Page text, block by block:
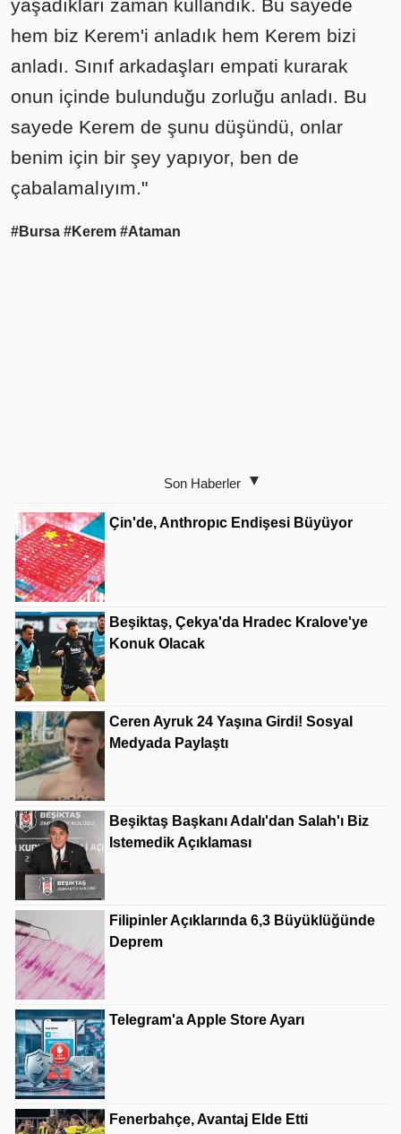
yaşadıkları zaman kullandık. Bu sayede
hem biz Kerem'i anladık hem Kerem bizi
anladı. Sınıf arkadaşları empati kurarak
onun içinde bulunduğu zorluğu anladı. Bu
sayede Kerem de şunu düşündü, onlar
benim için bir şey yapıyor, ben de
çabalamalıyım."
#Bursa #Kerem #Ataman
Son Haberler
Çin'de, Anthropıc Endişesi Büyüyor
Beşiktaş, Çekya'da Hradec Kralove'ye
Konuk Olacak
Ceren Ayruk 24 Yaşına Girdi! Sosyal
Medyada Paylaştı
Beşiktaş Başkanı Adalı'dan Salah'ı Biz
Istemedik Açıklaması
Filipinler Açıklarında 6,3 Büyüklüğünde
Deprem
Telegram'a Apple Store Ayarı
Fenerbahçe, Avantaj Elde Etti